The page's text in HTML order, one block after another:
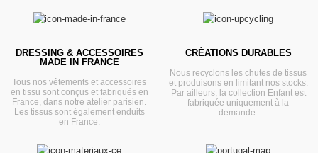
DRESSING & ACCESSOIRES
MADE IN FRANCE
Tous nos vêtements et accessoires
en tissu sont conçus et fabriqués en
France, dans notre atelier parisien.
Les tissus sont également enduits
en France.
CRÉATIONS DURABLES
Nous recyclons les chutes de tissus
et produisons en limitant nos stocks.
Par ailleurs, la collection Enfant est
fabriquée uniquement à la
demande.